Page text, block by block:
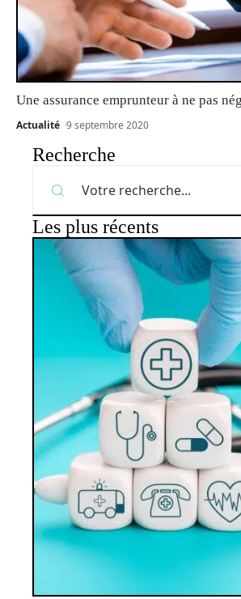
Une assurance emprunteur à ne pas
Actualité 9 septembre 2020
Recherche
Les plus récents